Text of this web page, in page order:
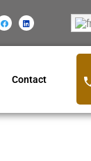
Contact